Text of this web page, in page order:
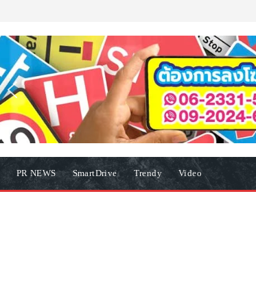
PR NEWS SmartDrive Trendy Video